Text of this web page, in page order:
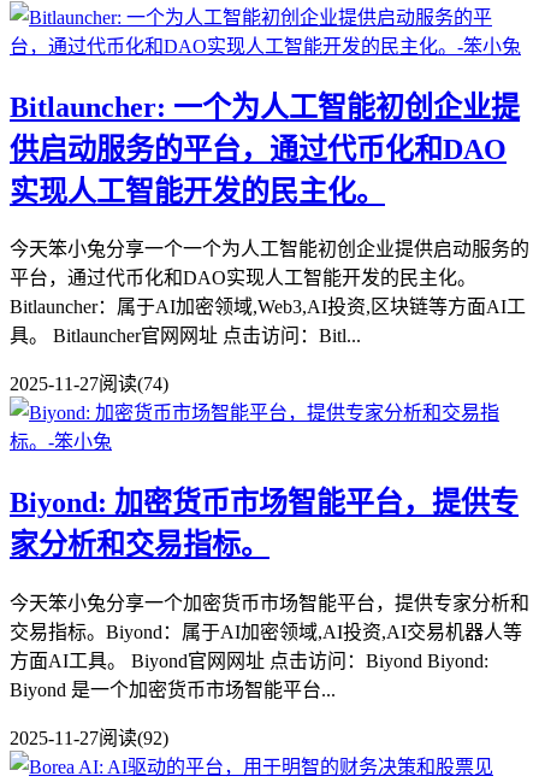
Bitlauncher: 一个为人工智能初创企业提
供启动服务的平台，通过代币化和DAO
实现人工智能开发的民主化。
今天笨小兔分享一个一个为人工智能初创企业提供启动服务的
平台，通过代币化和DAO实现人工智能开发的民主化。
Bitlauncher：属于AI加密领域,Web3,AI投资,区块链等方面AI工
具。 Bitlauncher官网网址 点击访问：Bitl...
2025-11-27阅读(74)
Biyond: 加密货币市场智能平台，提供专
家分析和交易指标。
今天笨小兔分享一个加密货币市场智能平台，提供专家分析和
交易指标。Biyond：属于AI加密领域,AI投资,AI交易机器人等
方面AI工具。 Biyond官网网址 点击访问：Biyond Biyond:
Biyond 是一个加密货币市场智能平台...
2025-11-27阅读(92)